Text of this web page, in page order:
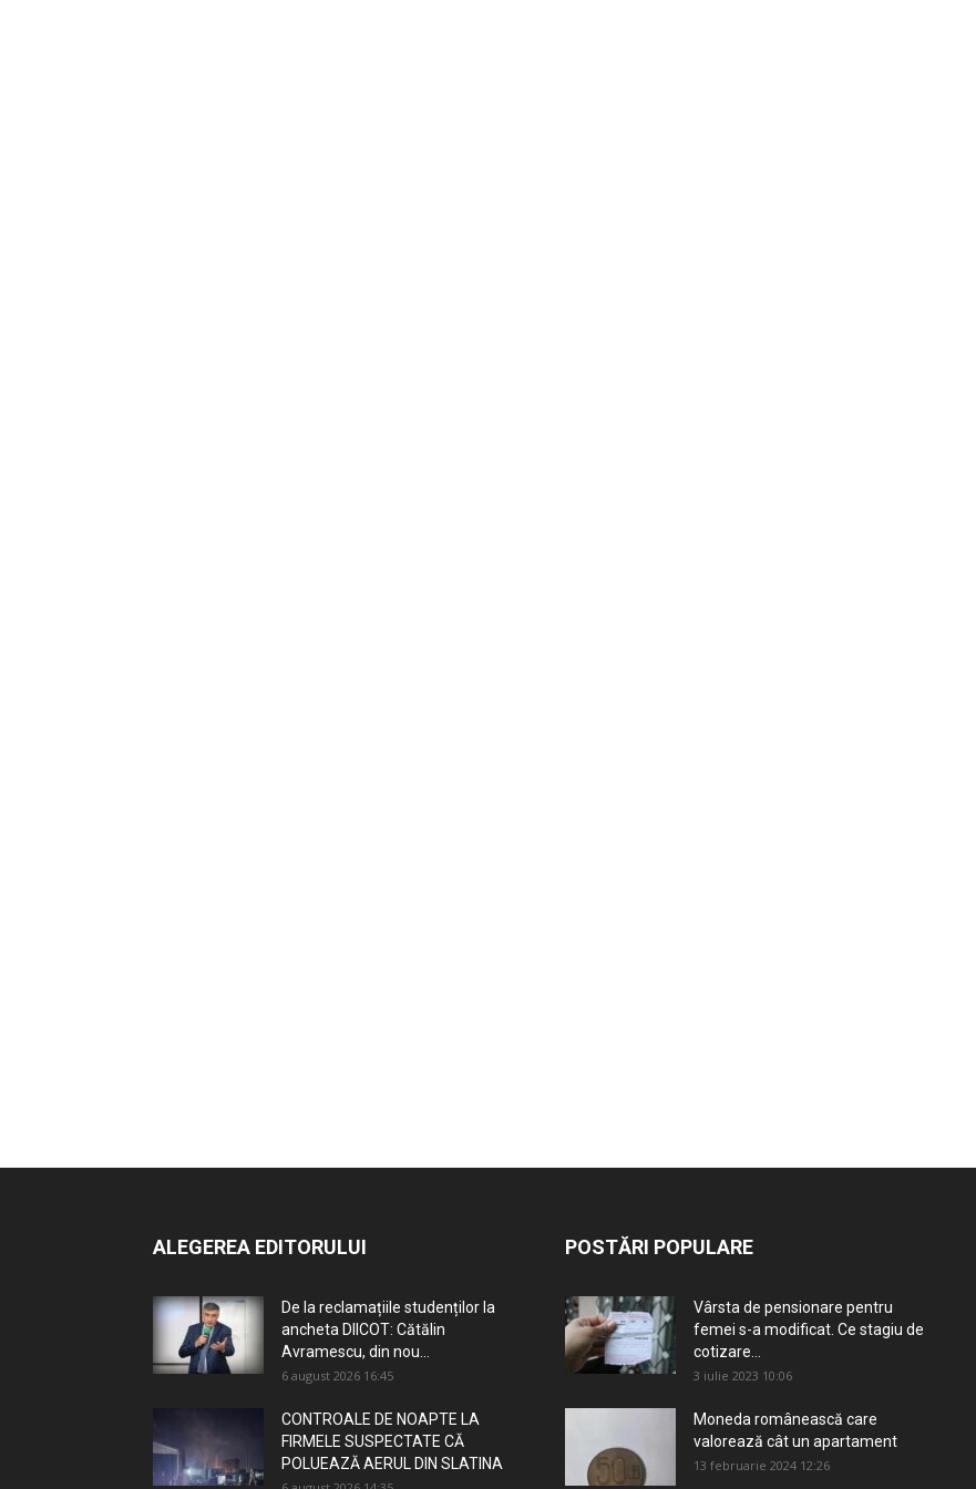
ALEGEREA EDITORULUI
De la reclamațiile studenților la
ancheta DIICOT: Cătălin
Avramescu, din nou...
6 august 2026 16:45
CONTROALE DE NOAPTE LA
FIRMELE SUSPECTATE CĂ
POLUEAZĂ AERUL DIN SLATINA
POSTĂRI POPULARE
Vârsta de pensionare pentru
femei s-a modificat. Ce stagiu de
cotizare...
3 iulie 2023 10:06
Moneda românească care
valorează cât un apartament
13 februarie 2024 12:26